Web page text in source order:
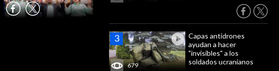
679
Capas antidrones
ayudan a hacer
"invisibles" a los
soldados ucranianos